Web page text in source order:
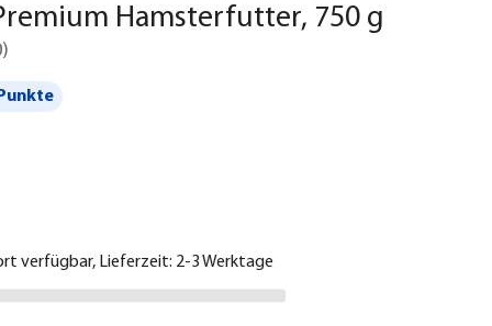
Hamsterfutter, 750 g
)
verfügbar, Lieferzeit: 2-3 Werktage